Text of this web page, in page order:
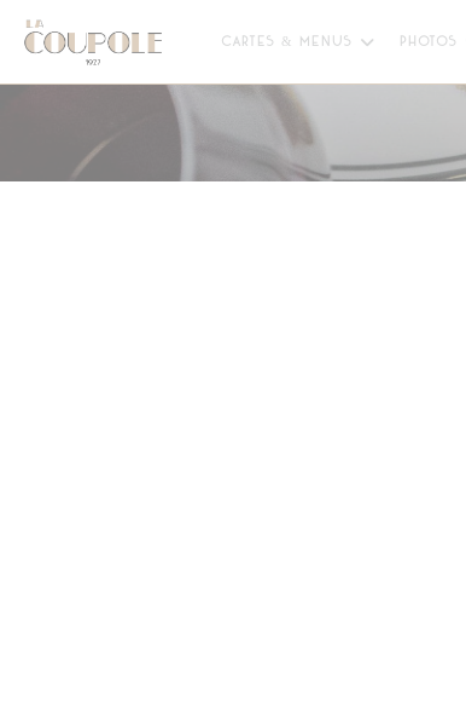
Personnalisation de vos choix en matière de cookies
CARTES & MENUS PHOTOS